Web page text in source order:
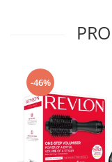
-46%